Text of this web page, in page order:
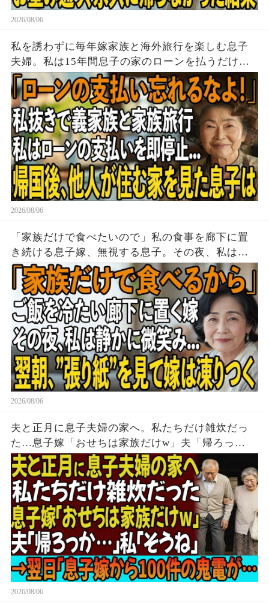
2026/08/06
私を誘わずに毎年嫁家族と海外旅行を楽しむ息子
夫婦。私は15年間息子の家のローンを払うだけ黙
って実印を押し家を即売却→帰国後、他人が住む
家を見た息子は顔面蒼白に
2026/08/06
「家族だけで食べたいので」私の食事を廊下に置
き続ける息子嫁、無視する息子。その夜、私は黙
って姿を消した→翌朝、玄関の張り紙に息子嫁は
顔面蒼白に
2026/08/06
夫と正月に息子夫婦の家へ。私たちだけ雑炊だっ
た…息子嫁「おせちは家族だけw」夫「帰ろっ
か…」私「そうね」→翌日、息子嫁から100件の鬼
電が…
2026/08/06